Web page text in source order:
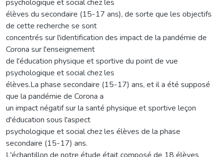
psychologique et social chez les
élèves du secondaire (15-17 ans), de sorte que les objectifs
de cette recherche se sont
concentrés sur l'identification des impact de la pandémie de
Corona sur l'enseignement
de l'éducation physique et sportive du point de vue
psychologique et social chez les
élèves.La phase secondaire (15-17) ans, et il a été supposé
que la pandémie de Corona a
un impact négatif sur la santé physique et sportive leçon
d'éducation sous l'aspect
psychologique et social chez les élèves de la phase
secondaire (15-17) ans.